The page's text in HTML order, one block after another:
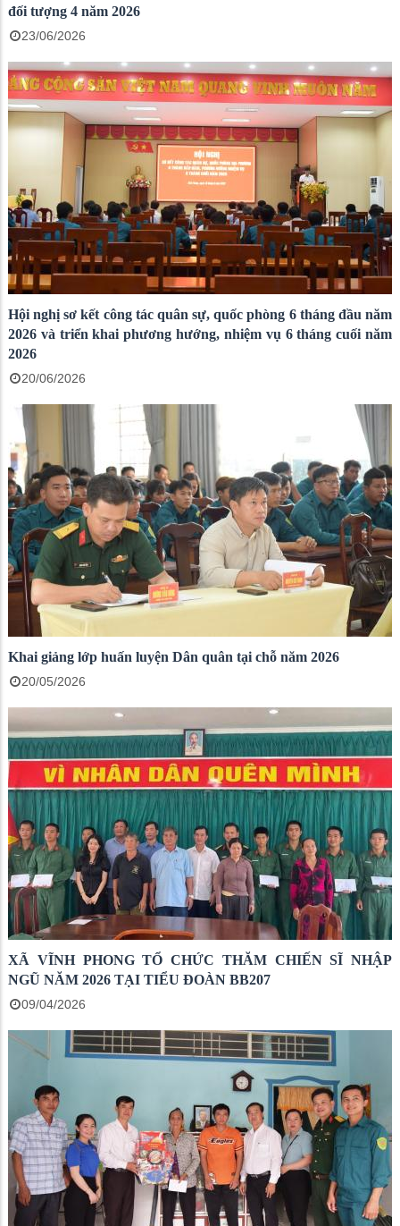
đối tượng 4 năm 2026
23/06/2026
Hội nghị sơ kết công tác quân sự, quốc phòng 6 tháng đầu năm
2026 và triển khai phương hướng, nhiệm vụ 6 tháng cuối năm
2026
20/06/2026
Khai giảng lớp huấn luyện Dân quân tại chỗ năm 2026
20/05/2026
XÃ VĨNH PHONG TỔ CHỨC THĂM CHIẾN SĨ NHẬP
NGŨ NĂM 2026 TẠI TIỂU ĐOÀN BB207
09/04/2026